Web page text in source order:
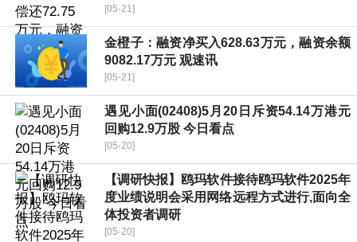
[05-21]
金橙子：融资净买入628.63万元，融资余额
9082.17万元 观速讯
[05-21]
遇见小面(02408)5月20日斥资54.14万港元
回购12.9万股 今日看点
[05-20]
【调研快报】鸥玛软件接待鸥玛软件2025年
度业绩说明会采用网络远程方式进行,面向全
体投资者调研
[05-20]